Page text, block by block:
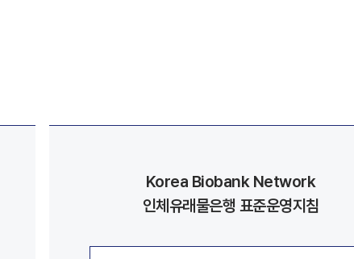
Korea Biobank Network
인체유래물은행 표준운영지침